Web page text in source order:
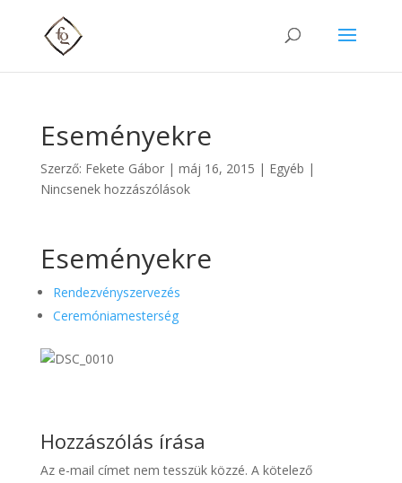
Eseményekre
Szerző: Fekete Gábor| máj 16, 2015 | Egyéb |
Nincsenek hozzászólások
Eseményekre
Rendezvényszervezés
Ceremóniamesterség
Hozzászólás írása
Az e-mail címet nem tesszük közzé. A kötelező